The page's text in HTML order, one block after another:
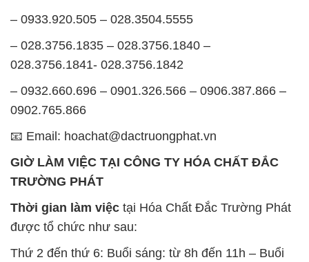
TRƯỜNG PHÁT
Đông B, Quận Bình Tân, Sài Gòn TP. Hồ Chí
Minh